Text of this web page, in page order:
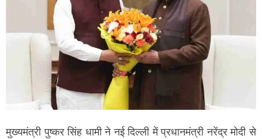
मुख्यमंत्री पुष्कर सिंह धामी ने नई दिल्ली में प्रधानमंत्री नरेंद्र मोदी से